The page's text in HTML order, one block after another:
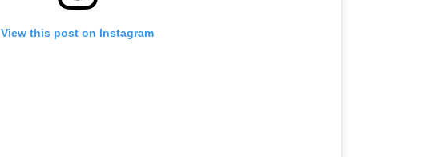
View this post on Instagram